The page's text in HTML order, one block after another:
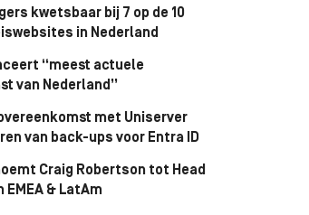
kwetsbaar bij 7 op de 10
in Nederland
“meest actuele
van Nederland”
met Uniserver
van back-ups voor Entra ID
Craig Robertson tot Head
& LatAm